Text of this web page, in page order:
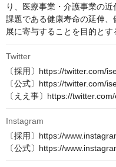
り、医療事業・介護事業の
課題である健康寿命の延伸
展に寄与することを目的とす
Twitter
〔採用〕https://twitter.com/
〔公式〕https://twitter.com/
〔ええ事〕https://
Instagram
〔採用〕https://
〔公式〕https://